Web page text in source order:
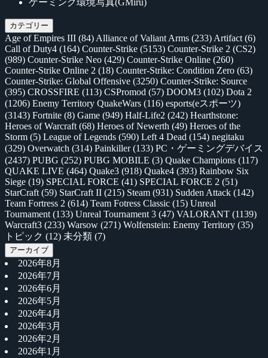
ゲーミング環境写真(GMiru)
カテゴリー
Age of Empires III (84) Alliance of Valiant Arms (233) Artifact (6)
Call of Duty4 (164) Counter-Strike (5153) Counter-Strike 2 (CS2)
(989) Counter-Strike Neo (429) Counter-Strike Online (260)
Counter-Strike Online 2 (18) Counter-Strike: Condition Zero (63)
Counter-Strike: Global Offensive (3250) Counter-Strike: Source
(395) CROSSFIRE (113) CSPromod (57) DOOM3 (102) Dota 2
(1206) Enemy Territory QuakeWars (116) esports(eスポーツ)
(3143) Fortnite (8) Game (949) Half-Life2 (242) Hearthstone:
Heroes of Warcraft (68) Heroes of Newerth (49) Heroes of the
Storm (5) League of Legends (590) Left 4 Dead (154) negitaku
(329) Overwatch (314) Painkiller(133) PC・ゲーミングデバイス
(2437) PUBG (252) PUBG MOBILE (3) Quake Champions (117)
QUAKE LIVE (464) Quake3 (918) Quake4 (393) Rainbow Six
Siege (19) SPECIAL FORCE (41) SPECIAL FORCE 2 (51)
StarCraft (59) StarCraft II (215) Steam (931) Sudden Attack (142)
Team Fortress 2 (614) Team Fotress Classic (15) Unreal
Tournament (133) Unreal Tournament 3 (47) VALORANT (1139)
Warcraft3 (233) Warsow (271) Wolfenstein: Enemy Territory (35)
トピック (12) 未分類 (7)
アーカイブ
2026年8月
2026年7月
2026年6月
2026年5月
2026年4月
2026年3月
2026年2月
2026年1月